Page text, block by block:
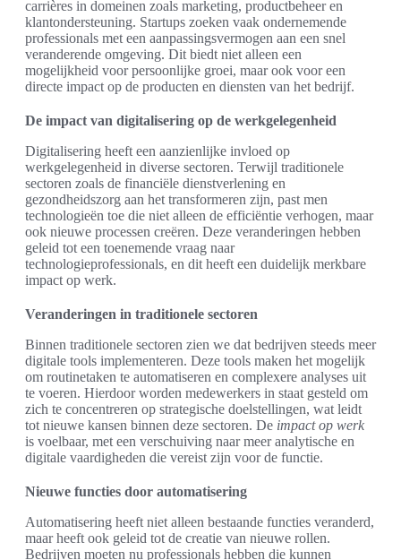
carrières in domeinen zoals marketing, productbeheer en
klantondersteuning. Startups zoeken vaak ondernemende
professionals met een aanpassingsvermogen aan een snel
veranderende omgeving. Dit biedt niet alleen een
mogelijkheid voor persoonlijke groei, maar ook voor een
directe impact op de producten en diensten van het bedrijf.
De impact van digitalisering op de werkgelegenheid
Digitalisering heeft een aanzienlijke invloed op
werkgelegenheid in diverse sectoren. Terwijl traditionele
sectoren zoals de financiële dienstverlening en
gezondheidszorg aan het transformeren zijn, past men
technologieën toe die niet alleen de efficiëntie verhogen, maar
ook nieuwe processen creëren. Deze veranderingen hebben
geleid tot een toenemende vraag naar
technologieprofessionals, en dit heeft een duidelijk merkbare
impact op werk.
Veranderingen in traditionele sectoren
Binnen traditionele sectoren zien we dat bedrijven steeds meer
digitale tools implementeren. Deze tools maken het mogelijk
om routinetaken te automatiseren en complexere analyses uit
te voeren. Hierdoor worden medewerkers in staat gesteld om
zich te concentreren op strategische doelstellingen, wat leidt
tot nieuwe kansen binnen deze sectoren. De impact op werk
is voelbaar, met een verschuiving naar meer analytische en
digitale vaardigheden die vereist zijn voor de functie.
Nieuwe functies door automatisering
Automatisering heeft niet alleen bestaande functies veranderd,
maar heeft ook geleid tot de creatie van nieuwe rollen.
Bedrijven moeten nu professionals hebben die kunnen